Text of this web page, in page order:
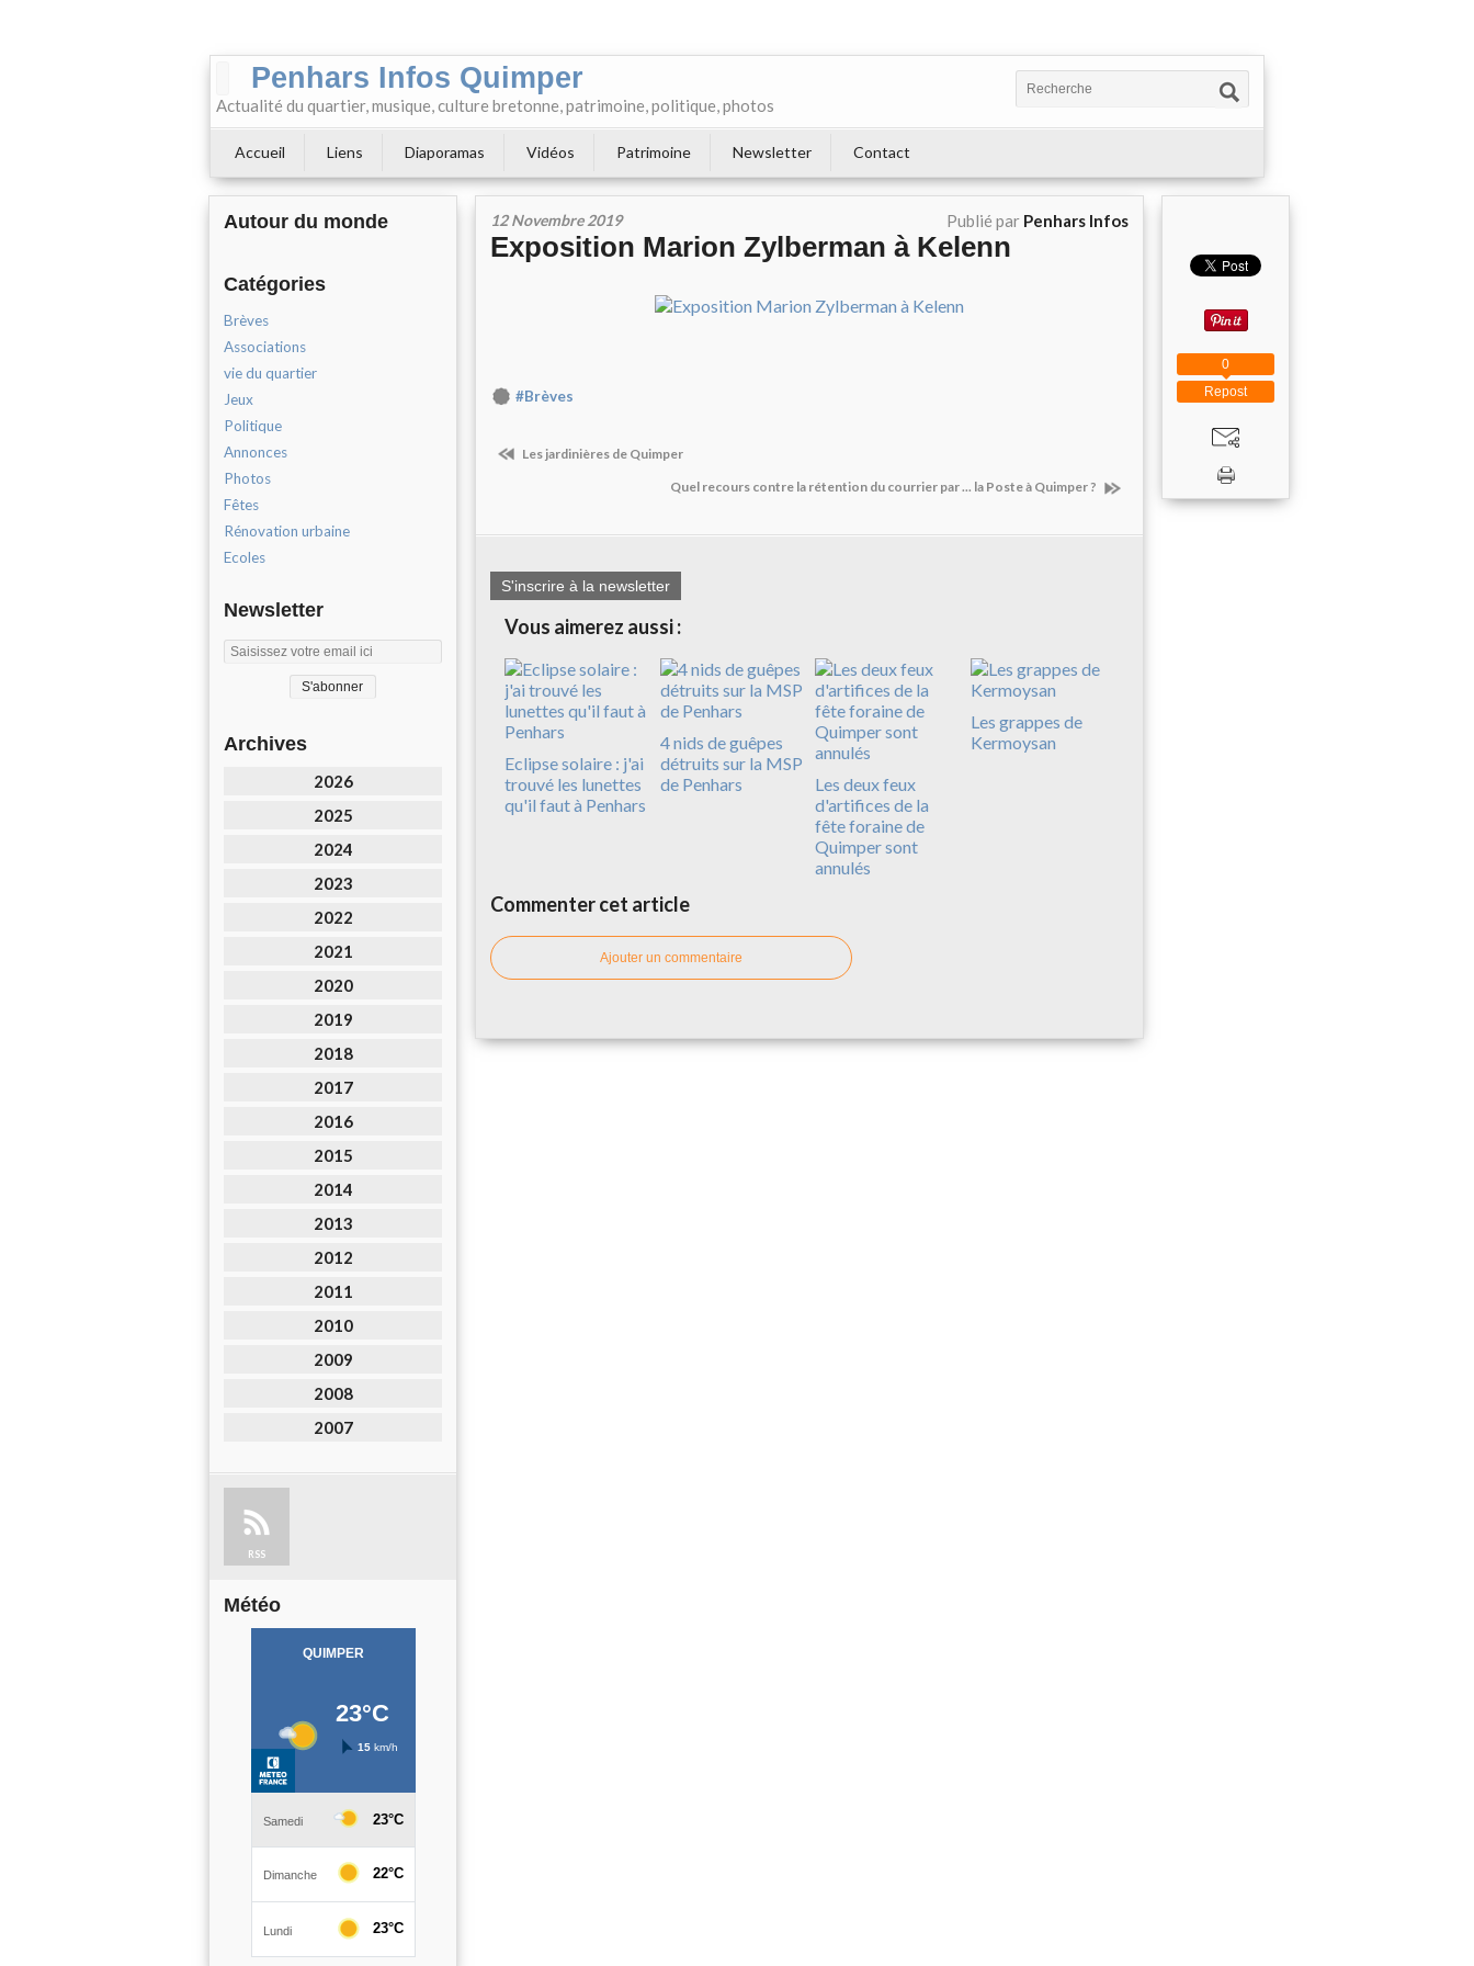
Penhars Infos Quimper
Actualité du quartier, musique, culture bretonne, patrimoine, politique, photos
Accueil Liens Diaporamas Vidéos Patrimoine Newsletter Contact
Autour du monde
Catégories
Brèves
Associations
vie du quartier
Jeux
Politique
Annonces
Photos
Fêtes
Rénovation urbaine
Ecoles
Newsletter
Archives
2026
2025
2024
2023
2022
2021
2020
2019
2018
2017
2016
2015
2014
2013
2012
2011
2010
2009
2008
2007
RSS
Météo
12 Novembre 2019 Publié par Penhars Infos
Exposition Marion Zylberman à Kelenn
#Brèves
Les jardinières de Quimper
Quel recours contre la rétention du courrier par ... la Poste à Quimper ?
S'inscrire à la newsletter
Vous aimerez aussi :
Eclipse solaire : j'ai
trouvé les lunettes
qu'il faut à Penhars
4 nids de guêpes
détruits sur la MSP
de Penhars
Les deux feux
d'artifices de la
fête foraine de
Quimper sont
annulés
Les grappes de
Kermoysan
Commenter cet article
Ajouter un commentaire
Repost
0